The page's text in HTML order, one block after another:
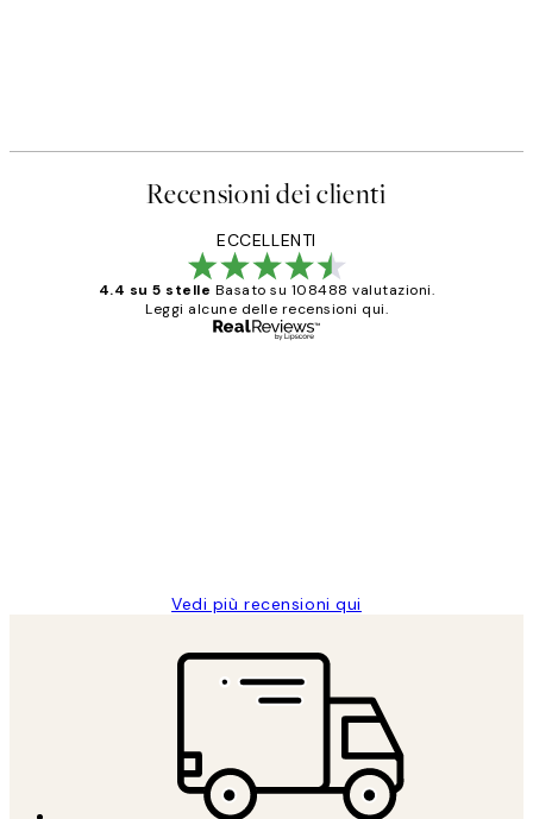
Recensioni dei clienti
ECCELLENTI
4.4 su 5 stelle Basato su 108488 valutazioni.
Leggi alcune delle recensioni qui.
Vedi più recensioni qui